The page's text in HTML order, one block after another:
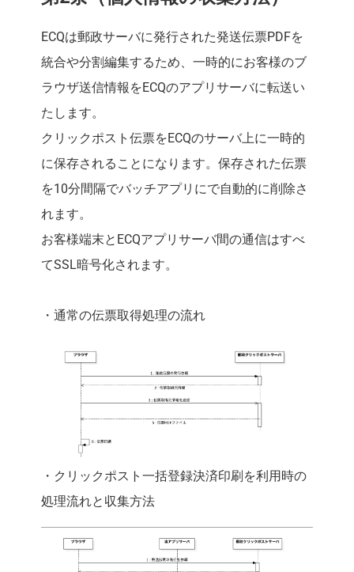
ECQは郵政サーバに発行された発送伝票PDFを
統合や分割編集するため、一時的にお客様のブ
ラウザ送信情報をECQのアプリサーバに転送い
たします。
クリックポスト伝票をECQのサーバ上に一時的
に保存されることになります。保存された伝票
を10分間隔でバッチアプリにで自動的に削除さ
れます。
お客様端末とECQアプリサーバ間の通信はすべ
てSSL暗号化されます。
・通常の伝票取得処理の流れ
・クリックポスト一括登録決済印刷を利用時の
処理流れと収集方法